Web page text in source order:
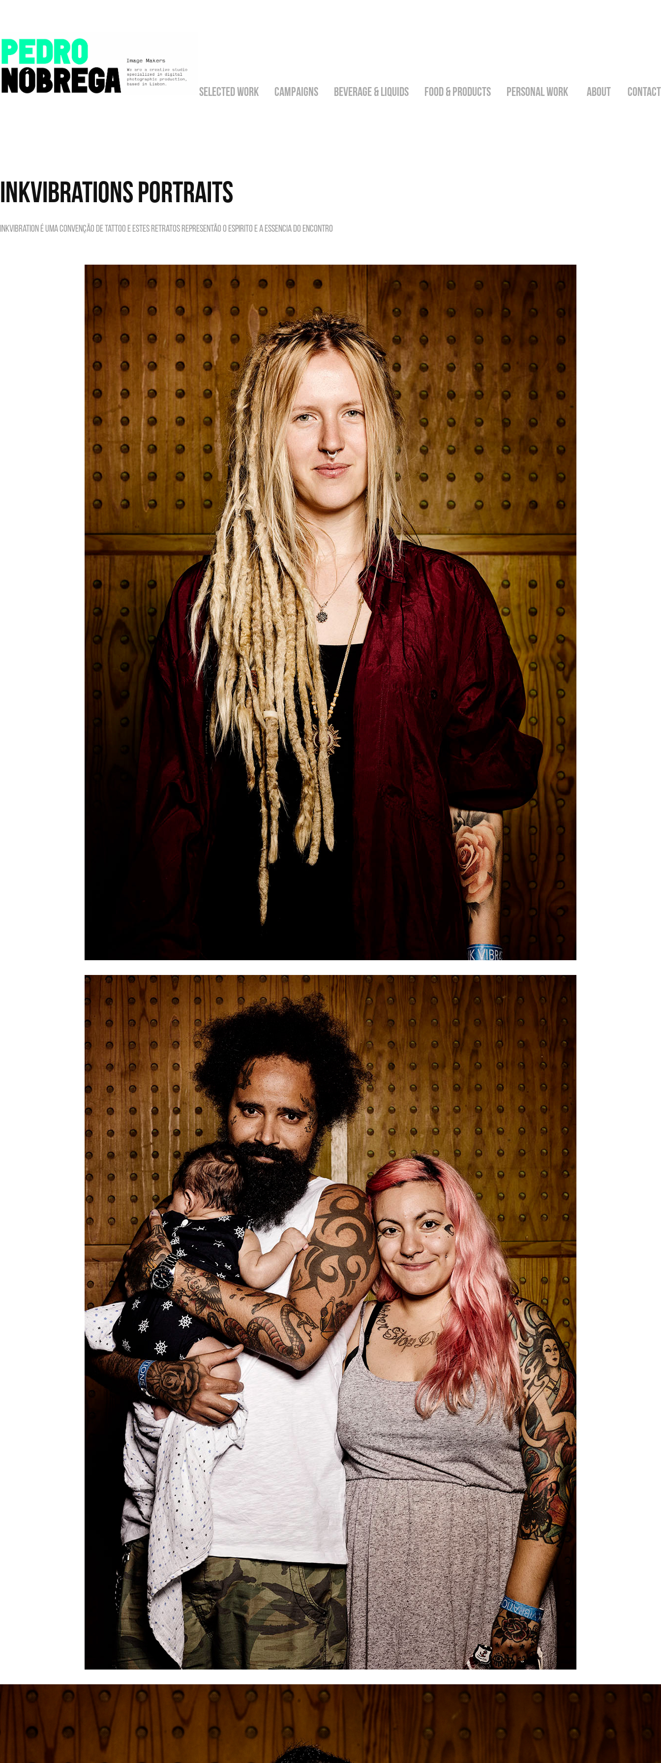
SELECTED WORK CAMPAIGNS BEVERAGE & LIQUIDS FOOD & PRODUCTS PERSONAL WORK ABOUT CONTACT
InkVibrations Portraits
inkvibration é uma convenção de tattoo e estes retratos representão o espirito e a essencia do encontro